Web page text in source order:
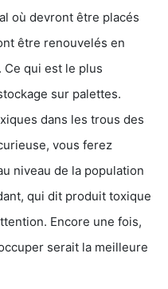
où devront être placés
être renouvelés en
qui est le plus
sur palettes.
dans les trous des
vous ferez
niveau de la population
qui dit produit toxique
Encore une fois,
serait la meilleure